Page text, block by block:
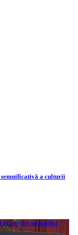
a culturii
protecției minorilor